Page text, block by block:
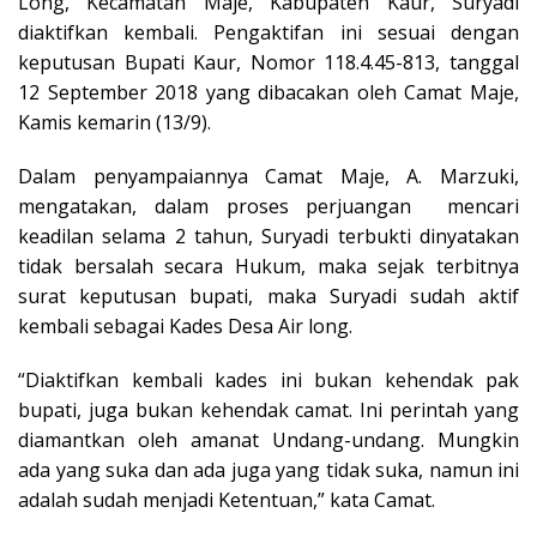
diaktifkan kembali. Pengaktifan ini sesuai dengan
keputusan Bupati Kaur, Nomor 118.4.45-813, tanggal
12 September 2018 yang dibacakan oleh Camat Maje,
Kamis kemarin (13/9).
Dalam penyampaiannya Camat Maje, A. Marzuki,
mengatakan, dalam proses perjuangan mencari
keadilan selama 2 tahun, Suryadi terbukti dinyatakan
tidak bersalah secara Hukum, maka sejak terbitnya
surat keputusan bupati, maka Suryadi sudah aktif
kembali sebagai Kades Desa Air long.
“Diaktifkan kembali kades ini bukan kehendak pak
bupati, juga bukan kehendak camat. Ini perintah yang
diamantkan oleh amanat Undang-undang. Mungkin
ada yang suka dan ada juga yang tidak suka, namun ini
adalah sudah menjadi Ketentuan,” kata Camat.